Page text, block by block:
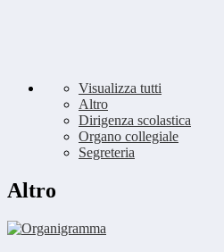
Visualizza tutti
Altro
Dirigenza scolastica
Organo collegiale
Segreteria
Altro